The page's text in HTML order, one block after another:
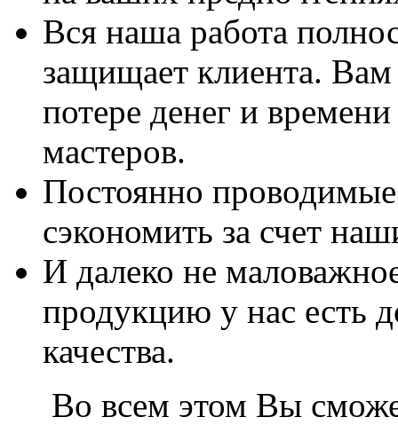
Вся наша работа
защищает клиента. Вам
потере денег и
мастеров.
Постоянно
сэкономить за счет
И далеко не
продукцию у нас есть
качества.
Во всем этом Вы